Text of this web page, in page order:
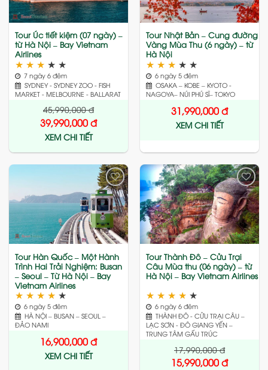
Tour Úc tiết kiệm (07 ngày) –
từ Hà Nội – Bay Vietnam
Airlines
★ ★ ★ ★ ★
7 ngày 6 đêm
SYDNEY - SYDNEY ZOO - FISH
MARKET - MELBOURNE - BALLARAT
45,990,000đ
39,990,000đ
XEM CHI TIẾT
Tour Nhật Bản – Cung đường
Vàng Mùa Thu (6 ngày) – từ
Hà Nội
★ ★ ★ ★ ★
6 ngày 5 đêm
OSAKA – KOBE – KYOTO -
NAGOYA– NÚI PHÚ SĨ– TOKYO
31,990,000đ
XEM CHI TIẾT
Add
to
wishlist
Tour Hàn Quốc – Một Hành
Trình Hai Trải Nghiệm: Busan
– Seoul – Từ Hà Nội – Bay
Vietnam Airlines
★ ★ ★ ★ ★
6 ngày 5 đêm
HÀ NỘI – BUSAN – SEOUL –
ĐẢO NAMI
16,900,000đ
XEM CHI TIẾT
Add
to
wishlist
Tour Thành Đô – Cửu Trại
Câu Mùa thu (06 ngày) – từ
Hà Nội – Bay Vietnam Airlines
★ ★ ★ ★ ★
6 ngày 6 đêm
THÀNH ĐÔ - CỬU TRẠI CÂU –
LẠC SƠN - ĐÔ GIANG YẾN –
TRUNG TÂM GẤU TRÚC
17,990,000đ
15,990,000đ